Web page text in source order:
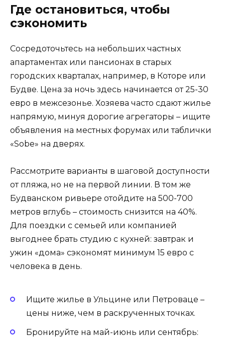
Где остановиться, чтобы
сэкономить
Сосредоточьтесь на небольших частных
апартаментах или пансионах в старых
городских кварталах, например, в Которе или
Будве. Цена за ночь здесь начинается от 25-30
евро в межсезонье. Хозяева часто сдают жилье
напрямую, минуя дорогие агрегаторы – ищите
объявления на местных форумах или таблички
«Sobe» на дверях.
Рассмотрите варианты в шаговой доступности
от пляжа, но не на первой линии. В том же
Будванском ривьере отойдите на 500-700
метров вглубь – стоимость снизится на 40%.
Для поездки с семьей или компанией
выгоднее брать студию с кухней: завтрак и
ужин «дома» сэкономят минимум 15 евро с
человека в день.
Ищите жилье в Ульцине или Петроваце –
цены ниже, чем в раскрученных точках.
Бронируйте на май-июнь или сентябрь: